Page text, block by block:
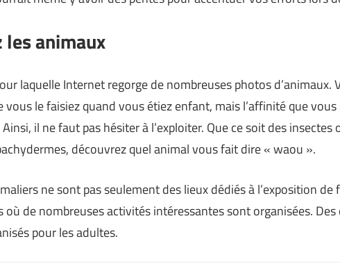
les animaux
laquelle Internet regorge de nombreuses photos d’animaux.
le faisiez quand vous étiez enfant, mais l’affinité que vous
il ne faut pas hésiter à l’exploiter. Que ce soit des insectes
découvrez quel animal vous fait dire « waou ».
ne sont pas seulement des lieux dédiés à l’exposition de
où de nombreuses activités intéressantes sont organisées.
pour les adultes.